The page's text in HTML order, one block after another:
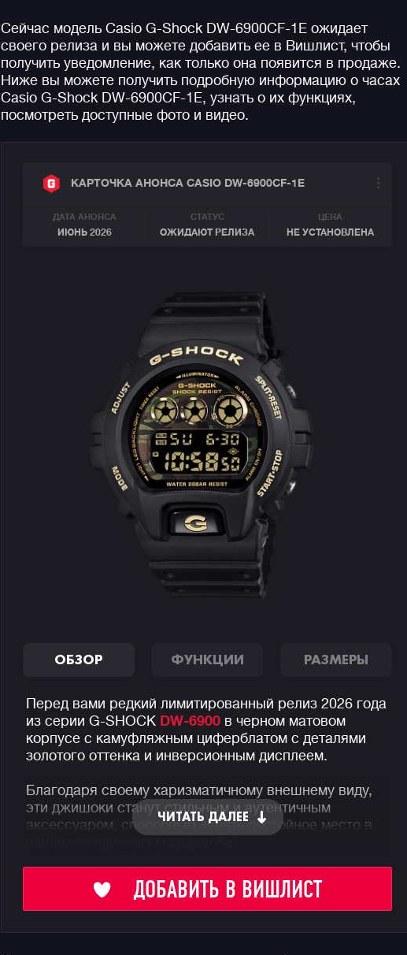
Сейчас модель Casio G-Shock DW-6900CF-1E ожидает
своего релиза и вы можете добавить ее в Вишлист, чтобы
получить уведомление, как только она появится в продаже.
Ниже вы можете получить подробную информацию о часах
Casio G-Shock DW-6900CF-1E, узнать о их функциях,
посмотреть доступные фото и видео.
КАРТОЧКА АНОНСА CASIO DW-6900CF-1E
ДАТА АНОНСА
ИЮНЬ 2026
СТАТУС
ОЖИДАЮТ РЕЛИЗА
ЦЕНА
НЕ УСТАНОВЛЕНА
ОБЗОР ФУНКЦИИ РАЗМЕРЫ
Перед вами редкий лимитированный релиз 2026 года
из серии G-SHOCK DW-6900 в черном матовом
корпусе с камуфляжным циферблатом с деталями
золотого оттенка и инверсионным дисплеем.
Благодаря своему харизматичному внешнему виду,
эти джишоки станут стильным и аутентичным
аксессуаром, способным занять достойное место в
Напомним, что первые джишоковые "трехглазки"
DW-6900 появились в далеком 1995 году, а рассвет и
эпоха этой серии пришлись на двухтысячные.
ЧИТАТЬ ДАЛЕЕ
ДОБАВИТЬ В ВИШЛИСТ